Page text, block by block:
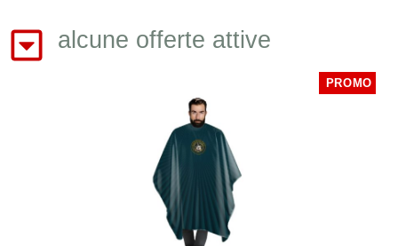
alcune offerte attive
PROMO